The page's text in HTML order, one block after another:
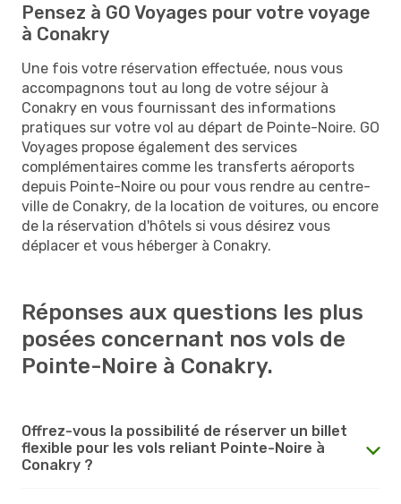
Pensez à GO Voyages pour votre voyage
à Conakry
Une fois votre réservation effectuée, nous vous
accompagnons tout au long de votre séjour à
Conakry en vous fournissant des informations
pratiques sur votre vol au départ de Pointe-Noire. GO
Voyages propose également des services
complémentaires comme les transferts aéroports
depuis Pointe-Noire ou pour vous rendre au centre-
ville de Conakry, de la location de voitures, ou encore
de la réservation d'hôtels si vous désirez vous
déplacer et vous héberger à Conakry.
Réponses aux questions les plus
posées concernant nos vols de
Pointe-Noire à Conakry.
Offrez-vous la possibilité de réserver un billet
flexible pour les vols reliant Pointe-Noire à
Conakry ?